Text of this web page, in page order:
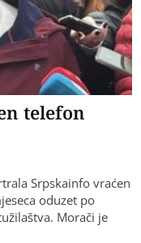
telefon
Srpskainfo vraćen
oduzet po
Morači je